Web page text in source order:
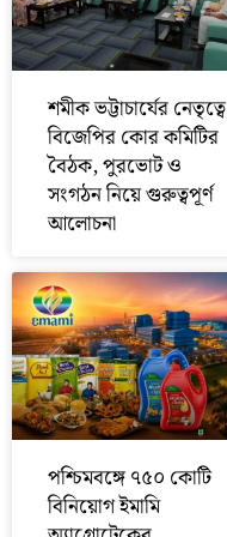
শমীক ভট্টাচার্যের নেতৃত্বে
বিজেপির কোর কমিটির
বৈঠক, পুরভোট ও
সংগঠন নিয়ে গুরুত্বপূর্ণ
আলোচনা
পশ্চিমবঙ্গে ৭৫০ কোটি
বিনিয়োগ ইমামি